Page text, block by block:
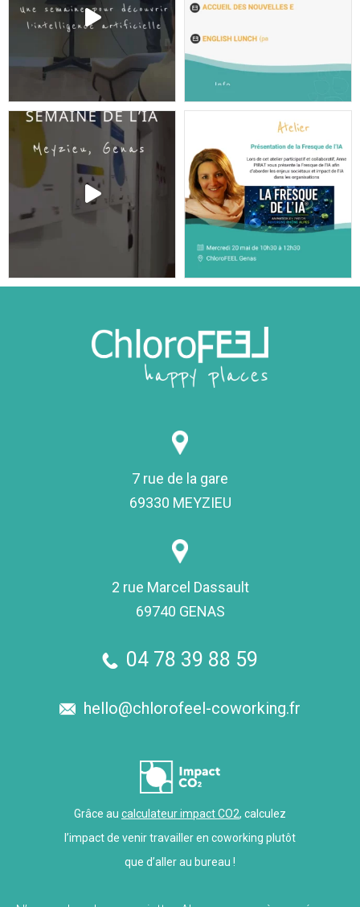
7 rue de la gare
69330 MEYZIEU
2 rue Marcel Dassault
69740 GENAS
04 78 39 88 59
hello@chlorofeel-coworking.fr
Grâce au calculateur impact CO2, calculez
l’impact de venir travailler en coworking plutôt
que d’aller au bureau !